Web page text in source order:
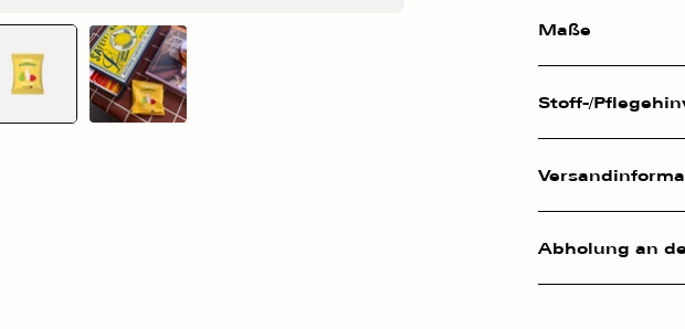
Maße
Stoff-/
Abholung an